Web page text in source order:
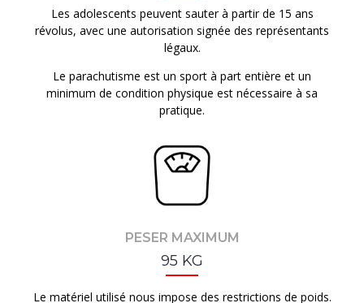
Les adolescents peuvent sauter à partir de 15 ans
révolus, avec une autorisation signée des représentants
légaux.
Le parachutisme est un sport à part entière et un
minimum de condition physique est nécessaire à sa
pratique.
PESER MAXIMUM
95 KG
Le matériel utilisé nous impose des restrictions de poids.